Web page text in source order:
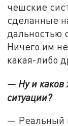
чешские
сделанные
дальностью
Ничего им
какая-либо
— Ну и каков
ситуации?
— Реальный